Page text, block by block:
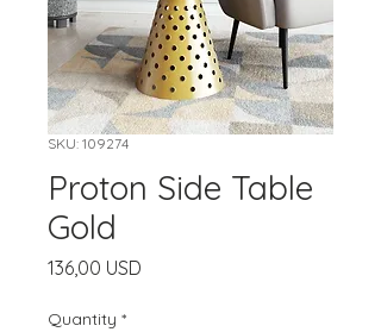
SKU: 109274
Proton Side Table
Gold
136,00 USD
Quantity *